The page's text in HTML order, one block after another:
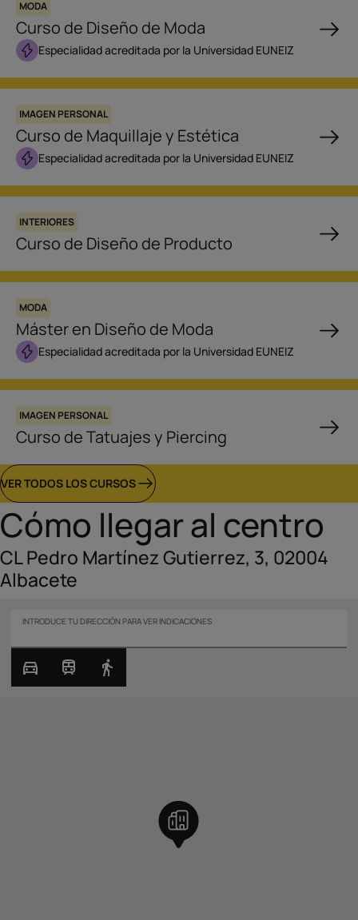
MODA
Curso de Diseño de Moda
Especialidad acreditada por la Universidad EUNEIZ
IMAGEN PERSONAL
Curso de Maquillaje y Estética
Especialidad acreditada por la Universidad EUNEIZ
INTERIORES
Curso de Diseño de Producto
MODA
Máster en Diseño de Moda
Especialidad acreditada por la Universidad EUNEIZ
IMAGEN PERSONAL
Curso de Tatuajes y Piercing
VER TODOS LOS CURSOS
Cómo llegar al centro
CL Pedro Martínez Gutierrez, 3, 02004
Albacete
INTRODUCE TU DIRECCIÓN PARA VER INDICACIONES